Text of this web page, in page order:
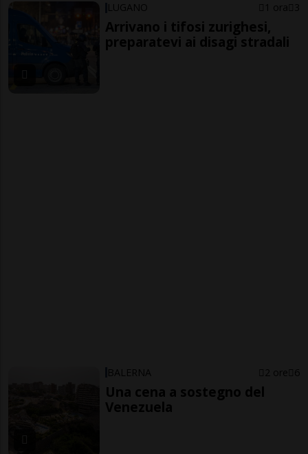
LUGANO 1 ora 3
Arrivano i tifosi zurighesi,
preparatevi ai disagi stradali
BALERNA 2 ore 6
Una cena a sostegno del
Venezuela